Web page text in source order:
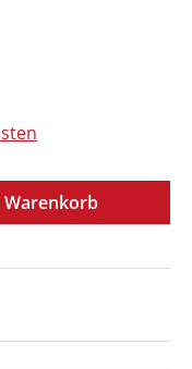
gewünschten
Warenkorb